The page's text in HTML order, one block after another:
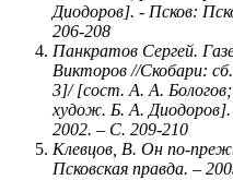
Диодоров]. - Псков:
206-208
Панкратов Сергей.
Викторов //Скобари:
3]/ [сост. А. А.
худож. Б. А. Диодоров].
2002. – С. 209-210
Клевцов, В. Он по-
Псковская правда. –